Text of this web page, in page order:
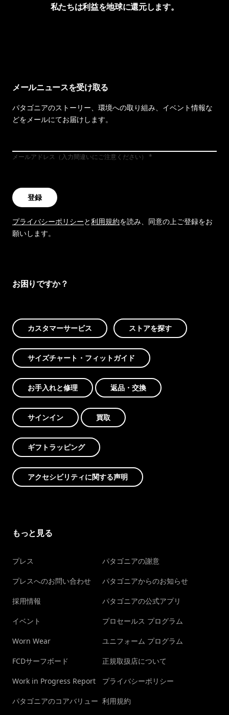
私たちは利益を地球に還元します。
メールニュースを受け取る
パタゴニアのストーリー、環境への取り組み、イベント情報な
どをメールにてお届けします。
メールアドレス（入力間違いにご注意ください）
登録
プライバシーポリシーと利用規約を読み、同意の上ご登録をお
願いします。
お困りですか？
カスタマーサービス ストアを探す
サイズチャート・フィットガイド
お手入れと修理 返品・交換
サインイン 買取
ギフトラッピング
アクセシビリティに関する声明
もっと見る
プレス
プレスへのお問い合わせ
採用情報
イベント
Worn Wear
FCDサーフボード
Work in Progress Report
パタゴニアのコアバリュー
パタゴニアの謝意
パタゴニアからのお知らせ
パタゴニアの公式アプリ
プロセールス プログラム
ユニフォーム プログラム
正規取扱店について
プライバシーポリシー
利用規約